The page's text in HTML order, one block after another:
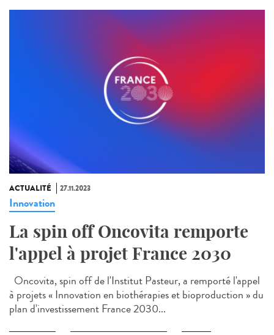
ACTUALITÉ 27.11.2023
Innovation
La spin off Oncovita remporte
l'appel à projet France 2030
Oncovita, spin off de l'Institut Pasteur, a remporté l'appel
à projets « Innovation en biothérapies et bioproduction » du
plan d'investissement France 2030...